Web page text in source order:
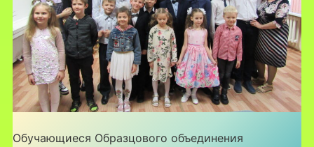
Обучающиеся Образцового объединения